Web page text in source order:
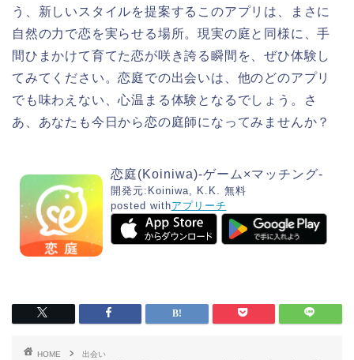
う、新しいスタイルを提案するこのアプリは、まさに
自然の力で恋を実らせる場所。現実の庭と同様に、手
間ひまかけて育てた恋が咲き誇る瞬間を、ぜひ体験し
てみてください。恋庭での出会いは、他のどのアプリ
でも味わえない、心温まる体験となるでしょう。さ
あ、あなたも今日から恋の庭師になってみませんか？
恋庭(Koiniwa)-ゲーム×マッチング-
開発元: Koiniwa, K.K.
無料
posted withアプリーチ
HOME
出会い